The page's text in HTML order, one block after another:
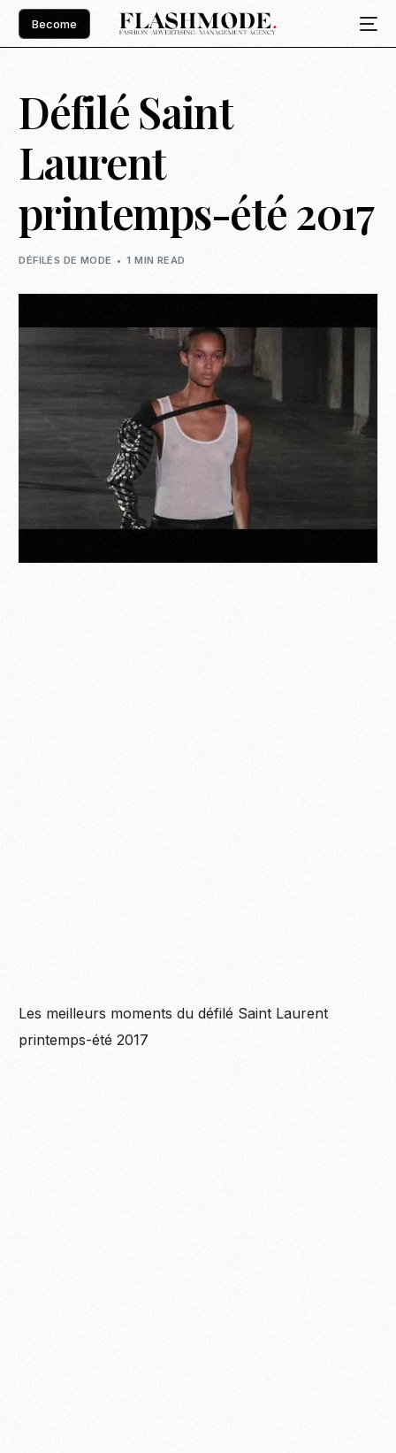
Become
Défilé Saint
Laurent
printemps-été 2017
DÉFILÉS DE MODE 1 MIN READ
Les meilleurs moments du défilé Saint Laurent
printemps-été 2017